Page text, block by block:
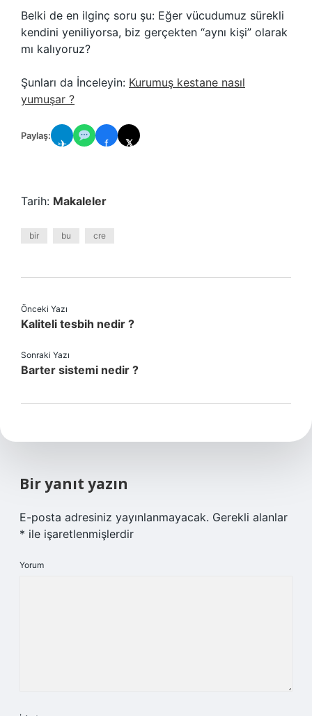
Belki de en ilginç soru şu: Eğer vücudumuz sürekli
kendini yeniliyorsa, biz gerçekten “aynı kişi” olarak
mı kalıyoruz?
Şunları da İnceleyin: Kurumuş kestane nasıl
yumuşar ?
Paylaş:
✈ f 𝕏
Tarih: Makaleler
bir bu cre
Önceki Yazı
Kaliteli tesbih nedir ?
Sonraki Yazı
Barter sistemi nedir ?
Bir yanıt yazın
E-posta adresiniz yayınlanmayacak. Gerekli alanlar
* ile işaretlenmişlerdir
Yorum